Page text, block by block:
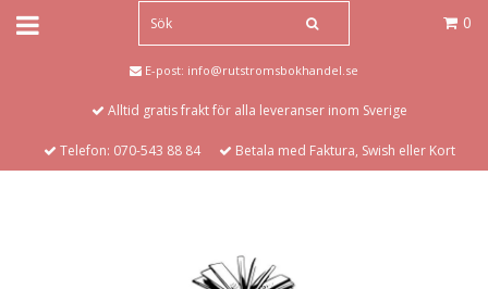
0
E-post: info@rutstromsbokhandel.se
Alltid gratis frakt för alla leveranser inom Sverige
Telefon: 070-543 88 84 Betala med Faktura, Swish eller Kort